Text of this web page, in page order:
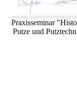
Praxisseminar
Putze und